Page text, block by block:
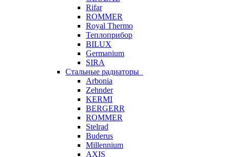
Rifar
ROMMER
Royal Thermo
Теплоприбор
BILUX
Germanium
SIRA
Стальные радиаторы
Arbonia
Zehnder
KERMI
BERGERR
ROMMER
Stelrad
Buderus
Millennium
AXIS